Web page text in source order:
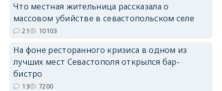
Что местная жительница рассказала о
массовом убийстве в севастопольском селе
21 10103
На фоне ресторанного кризиса в одном из
лучших мест Севастополя открылся бар-
бистро
13 7200